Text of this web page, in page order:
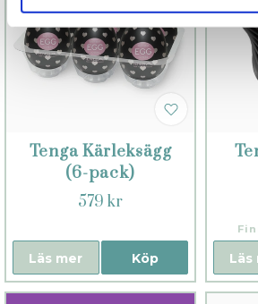
Tenga Kärleksägg
(6-pack)
579 kr
Köp
Läs mer Läs